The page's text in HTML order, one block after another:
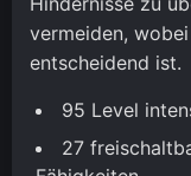
vermeiden,
entscheidend ist.
95 Level
27